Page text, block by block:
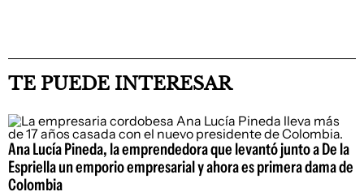
TE PUEDE INTERESAR
Ana Lucía Pineda, la emprendedora que levantó junto a De la
Espriella un emporio empresarial y ahora es primera dama de
Colombia